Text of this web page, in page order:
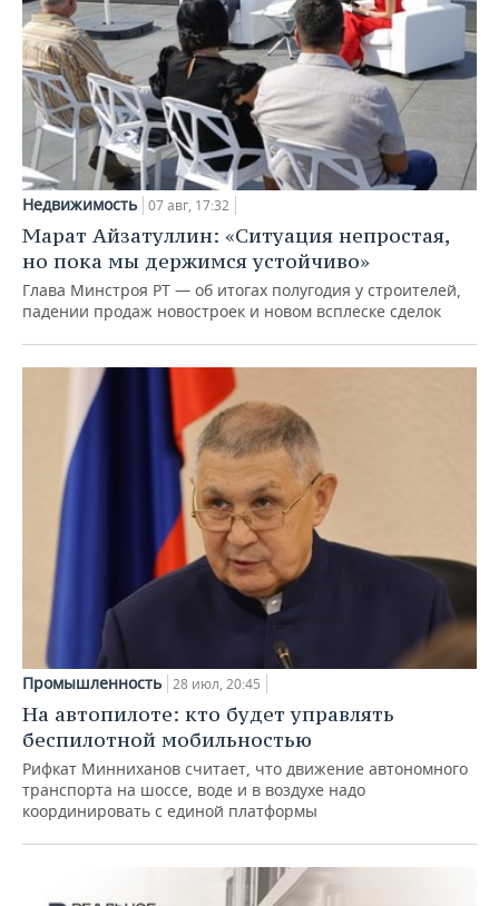
Недвижимость 07 авг, 17:32
Марат Айзатуллин: «Ситуация непростая,
но пока мы держимся устойчиво»
Глава Минстроя РТ — об итогах полугодия у строителей,
падении продаж новостроек и новом всплеске сделок
Промышленность 28 июл, 20:45
На автопилоте: кто будет управлять
беспилотной мобильностью
Рифкат Минниханов считает, что движение автономного
транспорта на шоссе, воде и в воздухе надо
координировать с единой платформы